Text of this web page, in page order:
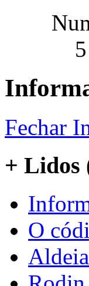
5
Fechar
+ Lidos
O